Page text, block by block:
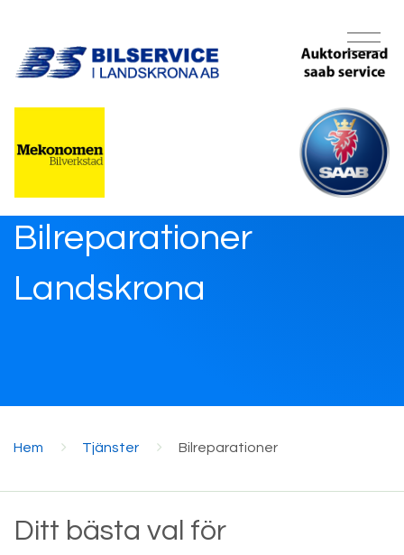
Bilreparationer
Landskrona
Hem Tjänster Bilreparationer
Ditt bästa val för